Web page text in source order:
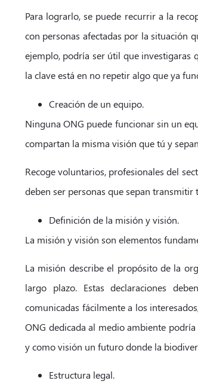
Para lograrlo, se puede recurrir a la
con personas afectadas por la situación
ejemplo, podría ser útil que investigaras
la clave está en no repetir algo que ya
Creación de un equipo.
Ninguna ONG puede funcionar sin un
compartan la misma visión que tú y
Recoge voluntarios, profesionales del
deben ser personas que sepan transmitir
Definición de la misión y visión.
La misión y visión son elementos
La misión describe el propósito de la
largo plazo. Estas declaraciones
comunicadas fácilmente a los
ONG dedicada al medio ambiente
y como visión un futuro donde la
Estructura legal.